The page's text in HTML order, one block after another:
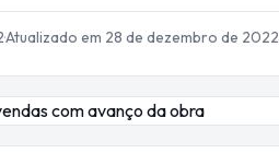
·Atualizado em 28 de dezembro de 2022